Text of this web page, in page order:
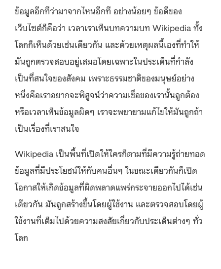
ข้อมูลอีกทีว่ามาจากไหนอีกที อย่างน้อยๆ ข้อดีของ
เว็บไซต์ก็คือว่า เวลาเราเห็นบทความบท Wikipedia ทั้ง
โลกก็เห็นด้วยเช่นเดียวกัน และด้วยเหตุผลนี้เองที่ทำให้
มันถูกตรวจสอบอยู่เสมอโดยเฉพาะในประเด็นที่กำลัง
เป็นที่สนใจของสังคม เพราะธรรมชาติของมนุษย์อย่าง
หนึ่งคือเราอยากจะพิสูจน์ว่าความเชื่อของเรานั้นถูกต้อง
หรือเวลาเห็นข้อมูลผิดๆ เราจะพยายามแก้ไขให้มันถูกถ้า
เป็นเรื่องที่เราสนใจ
Wikipedia เป็นพื้นที่เปิดให้ใครก็ตามที่มีความรู้ถ่ายทอด
ข้อมูลที่มีประโยชน์ให้กับคนอื่นๆ ในขณะเดียวกันก็เปิด
โอกาสให้เกิดข้อมูลที่ผิดพลาดแพร่กระจายออกไปได้เช่น
เดียวกัน มันถูกสร้างขึ้นโดยผู้ใช้งาน และตรวจสอบโดยผู้
ใช้งานที่เต็มไปด้วยความสงสัยเกี่ยวกับประเด็นต่างๆ ทั่ว
โลก